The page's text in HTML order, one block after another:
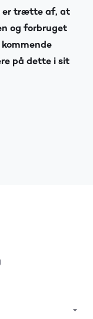
er trætte af, at
og forbruget
på dette i sit